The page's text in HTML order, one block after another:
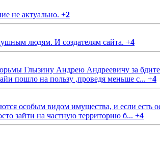
не актуально. +2
людям. И создателям сайта. +4
Глызину Андрею Андреевичу за
пошло на пользу ,проведя меньше с... +4
особым видом имущества, и если есть
зайти на частную территорию б... +4